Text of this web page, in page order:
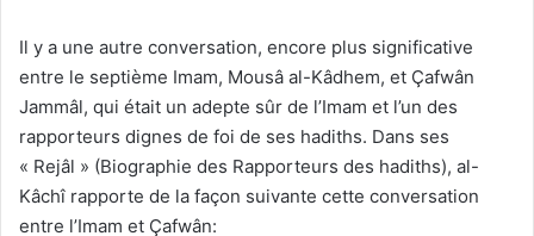
Il y a une autre conversation, encore plus significative
entre le septième Imam, Mousâ al-Kâdhem, et Çafwân
Jammâl, qui était un adepte sûr de l’Imam et l’un des
rapporteurs dignes de foi de ses hadiths. Dans ses
« Rejâl » (Biographie des Rapporteurs des hadiths), al-
Kâchî rapporte de la façon suivante cette conversation
entre l’Imam et Çafwân: